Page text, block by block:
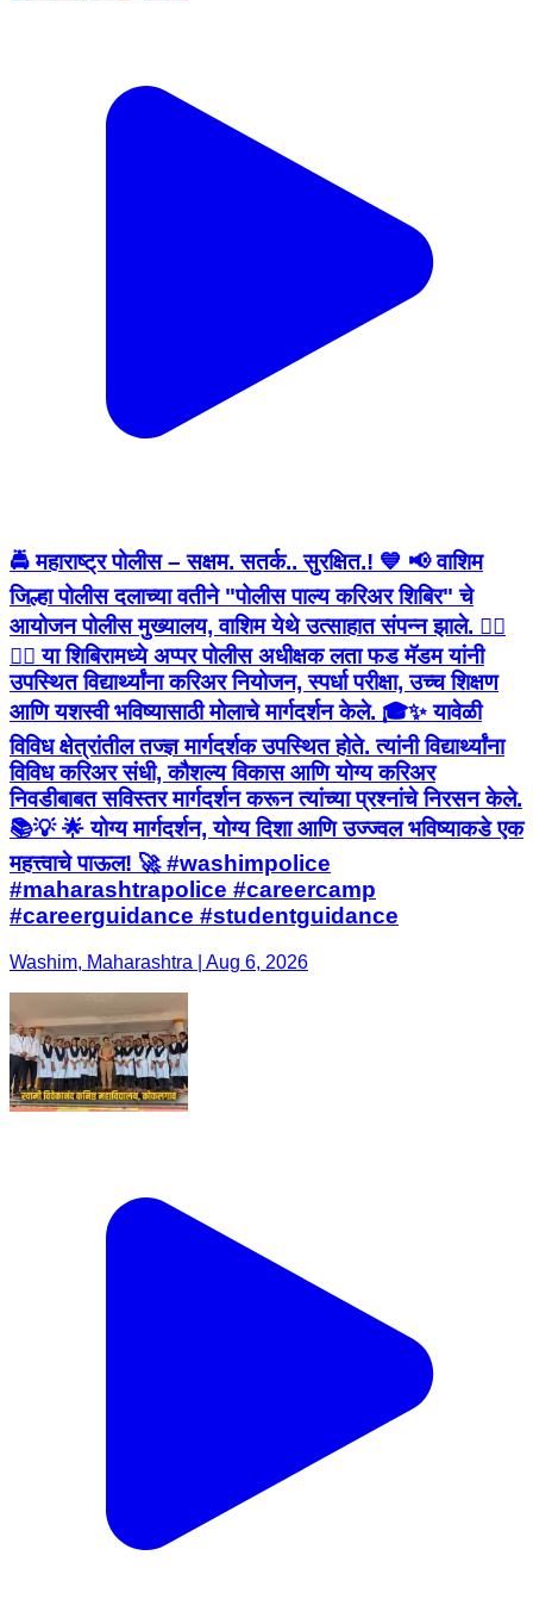
🚔 महाराष्ट्र पोलीस – सक्षम. सतर्क.. सुरक्षित.! 💙 📢 वाशिम
जिल्हा पोलीस दलाच्या वतीने "पोलीस पाल्य करिअर शिबिर" चे
आयोजन पोलीस मुख्यालय, वाशिम येथे उत्साहात संपन्न झाले. 👮‍♂️
👮‍♀️ या शिबिरामध्ये अप्पर पोलीस अधीक्षक लता फड मॅडम यांनी
उपस्थित विद्यार्थ्यांना करिअर नियोजन, स्पर्धा परीक्षा, उच्च शिक्षण
आणि यशस्वी भविष्यासाठी मोलाचे मार्गदर्शन केले. 🎓✨ यावेळी
विविध क्षेत्रांतील तज्ज्ञ मार्गदर्शक उपस्थित होते. त्यांनी विद्यार्थ्यांना
विविध करिअर संधी, कौशल्य विकास आणि योग्य करिअर
निवडीबाबत सविस्तर मार्गदर्शन करून त्यांच्या प्रश्नांचे निरसन केले.
📚💡 🌟 योग्य मार्गदर्शन, योग्य दिशा आणि उज्ज्वल भविष्याकडे एक
महत्त्वाचे पाऊल! 🚀 #washimpolice
#maharashtrapolice #careercamp
#careerguidance #studentguidance
Washim, Maharashtra | Aug 6, 2026